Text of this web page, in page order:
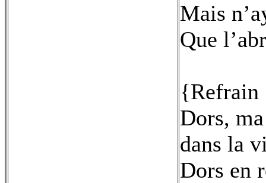
Mais
Que
Dors,
dans la
Dors en